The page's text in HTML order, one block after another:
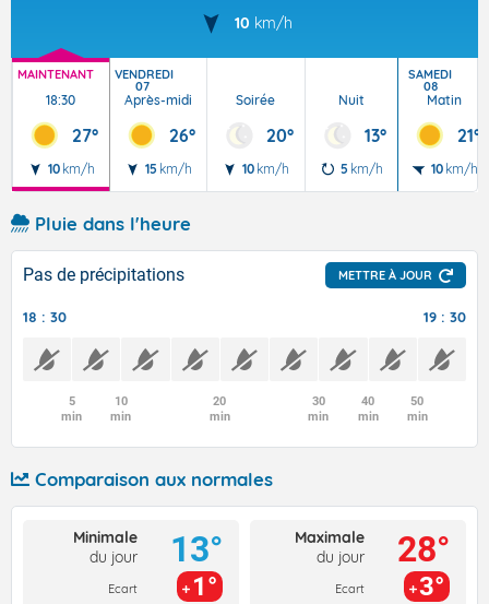
10 km/h
MAINTENANT
18:30
27°
10 km/h
VENDREDI
07
Après-midi
26°
15 km/h
Soirée
20°
10 km/h
Nuit
13°
5 km/h
SAMEDI
08
Matin
21°
10 km/h
Pluie dans l'heure
Pas de précipitations METTRE À JOUR
18 : 30 19 : 30
5
min
10
min
20
min
30
min
40
min
50
min
Comparaison aux normales
Minimale
du jour
Ecart
13°
1°
Maximale
du jour
Ecart
28°
3°